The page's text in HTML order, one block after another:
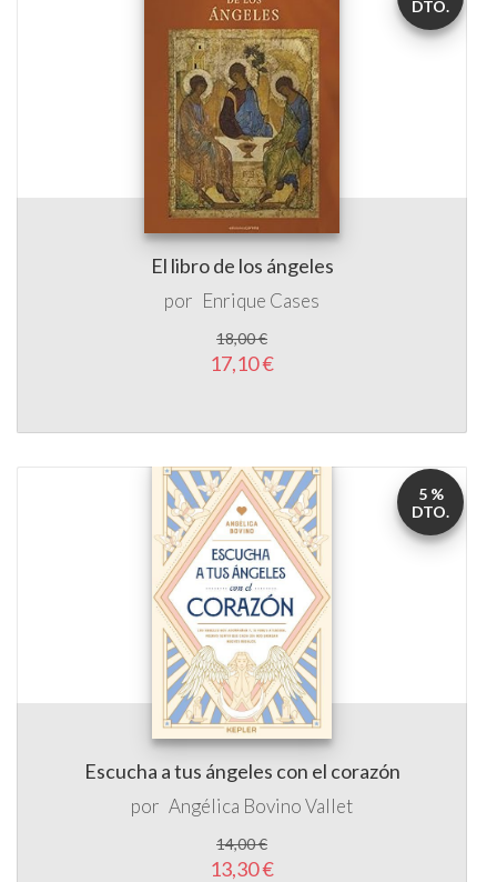
El libro de los ángeles
por Enrique Cases
18,00 €
17,10 €
DTO.
Escucha a tus ángeles con el corazón
por Angélica Bovino Vallet
14,00 €
13,30 €
5 %
DTO.